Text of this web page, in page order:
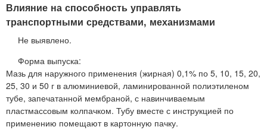
Влияние на способность управлять
транспортными средствами, механизмами
Не выявлено.
Форма выпуска:
Мазь для наружного применения (жирная) 0,1% по 5, 10, 15, 20,
25, 30 и 50 г в алюминиевой, ламинированной полиэтиленом
тубе, запечатанной мембраной, с навинчиваемым
пластмассовым колпачком. Тубу вместе с инструкцией по
применению помещают в картонную пачку.